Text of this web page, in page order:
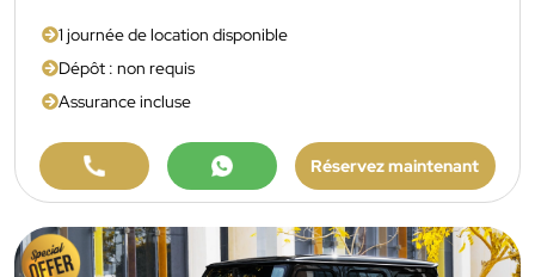
1 journée de location disponible
Dépôt : non requis
Assurance incluse
Réservez maintenant